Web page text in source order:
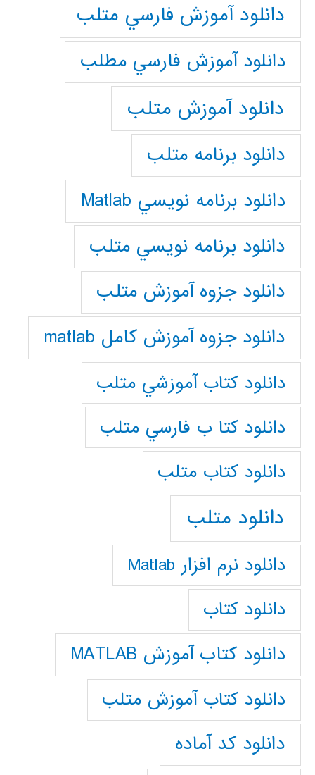
دانلود آموزش فارسي متلب
دانلود آموزش فارسي مطلب
دانلود آموزش متلب
دانلود برنامه متلب
دانلود برنامه نويسي Matlab
دانلود برنامه نويسي متلب
دانلود جزوه آموزش متلب
دانلود جزوه آموزش کامل matlab
دانلود كتاب آموزشي متلب
دانلود كتا ب فارسي متلب
دانلود كتاب متلب
دانلود متلب
دانلود نرم افزار Matlab
دانلود کتاب
دانلود کتاب آموزش MATLAB
دانلود کتاب آموزش متلب
دانلود کد آماده